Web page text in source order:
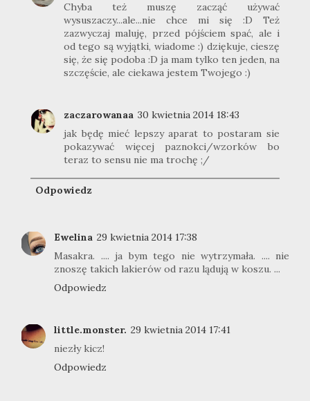
Chyba też muszę zacząć używać
wysuszaczy...ale...nie chce mi się :D Też
zazwyczaj maluję, przed pójściem spać, ale i
od tego są wyjątki, wiadome :) dziękuje, cieszę
się, że się podoba :D ja mam tylko ten jeden, na
szczęście, ale ciekawa jestem Twojego :)
zaczarowanaa 30 kwietnia 2014 18:43
jak będę mieć lepszy aparat to postaram sie
pokazywać więcej paznokci/wzorków bo
teraz to sensu nie ma trochę ;/
Odpowiedz
Ewelina 29 kwietnia 2014 17:38
Masakra. .... ja bym tego nie wytrzymała. .... nie
znoszę takich lakierów od razu lądują w koszu. ...
Odpowiedz
little.monster. 29 kwietnia 2014 17:41
niezły kicz!
Odpowiedz